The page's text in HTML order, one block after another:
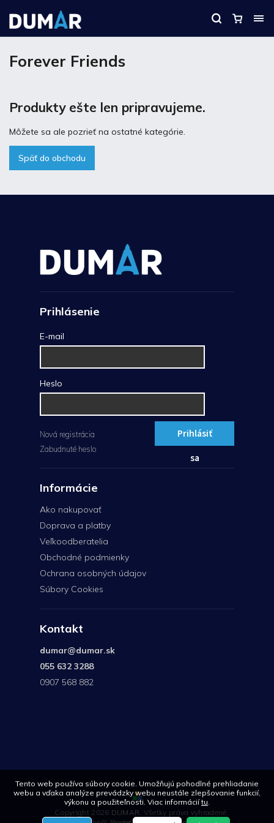
Tento web používa súbory cookie. Umožňujú pohodlné prehliadanie
webu a vďaka analýze prevádzky webu neustále zlepšovanie funkcií,
výkonu a použiteľnosti. Viac informáciítu.
Forever Friends
Produkty ešte len pripravujeme.
Môžete sa ale pozrieť na ostatné kategórie.
Späť do obchodu
Prihlásenie
E-mail
Heslo
Prihlásiť
sa
Nová registrácia
Zabudnuté heslo
Informácie
Ako nakupovať
Doprava a platby
Veľkoodberatelia
Obchodné podmienky
Ochrana osobných údajov
Súbory Cookies
Kontakt
dumar@dumar.sk
055 632 3288
0907 568 882
Copyright 2026 DUMAR. Všetky práva vyhradené.
568